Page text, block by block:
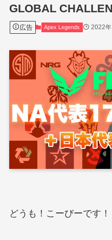
GLOBAL
広告 Apex Legends 2022
どうも！こーびーです！